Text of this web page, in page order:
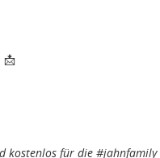
📩
kostenlos für die #jahnfamily